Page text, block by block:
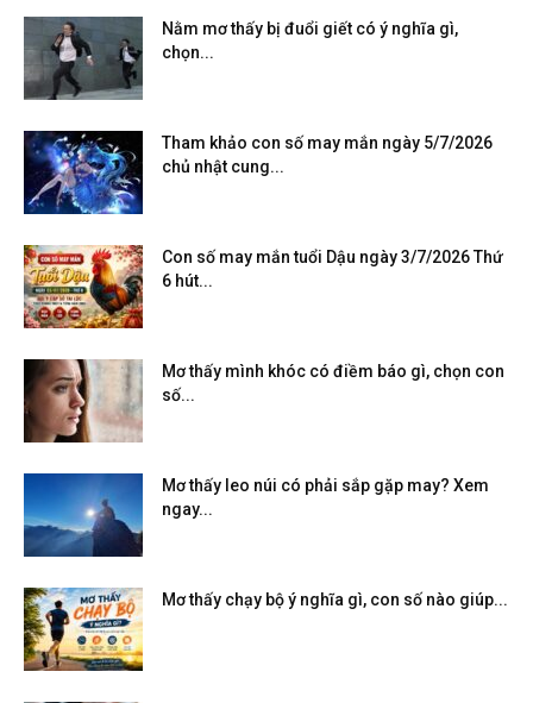
Nằm mơ thấy bị đuổi giết có ý nghĩa gì,
chọn...
Tham khảo con số may mắn ngày 5/7/2026
chủ nhật cung...
Con số may mắn tuổi Dậu ngày 3/7/2026 Thứ
6 hút...
Mơ thấy mình khóc có điềm báo gì, chọn con
số...
Mơ thấy leo núi có phải sắp gặp may? Xem
ngay...
Mơ thấy chạy bộ ý nghĩa gì, con số nào giúp...